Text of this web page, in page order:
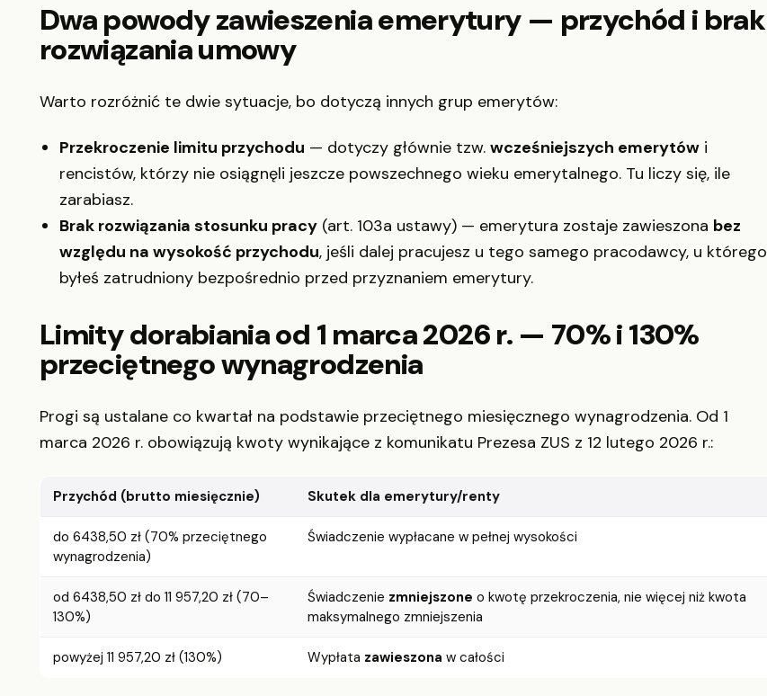
Dwa powody zawieszenia emerytury — przychód i brak
rozwiązania umowy
Warto rozróżnić te dwie sytuacje, bo dotyczą innych grup emerytów:
Przekroczenie limitu przychodu — dotyczy głównie tzw. wcześniejszych emerytów i
rencistów, którzy nie osiągnęli jeszcze powszechnego wieku emerytalnego. Tu liczy się, ile
zarabiasz.
Brak rozwiązania stosunku pracy (art. 103a ustawy) — emerytura zostaje zawieszona bez
względu na wysokość przychodu, jeśli dalej pracujesz u tego samego pracodawcy, u którego
byłeś zatrudniony bezpośrednio przed przyznaniem emerytury.
Limity dorabiania od 1 marca 2026 r. — 70% i 130%
przeciętnego wynagrodzenia
Progi są ustalane co kwartał na podstawie przeciętnego miesięcznego wynagrodzenia. Od 1
marca 2026 r. obowiązują kwoty wynikające z komunikatu Prezesa ZUS z 12 lutego 2026 r.:
Przychód (brutto miesięcznie) Skutek dla emerytury/renty
do 6438,50 zł (70% przeciętnego
wynagrodzenia)
Świadczenie wypłacane w pełnej wysokości
od 6438,50 zł do 11 957,20 zł (70–
130%)
Świadczenie zmniejszone o kwotę przekroczenia, nie więcej niż kwota
maksymalnego zmniejszenia
powyżej 11 957,20 zł (130%) Wypłata zawieszona w całości